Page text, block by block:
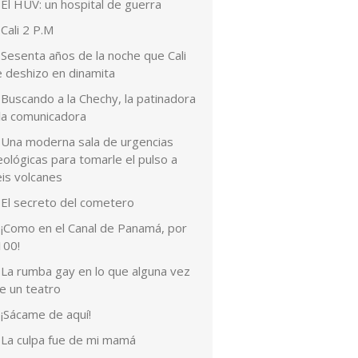
El HUV: un hospital de guerra
Cali 2 P.M
Sesenta años de la noche que Cali
deshizo en dinamita
Buscando a la Chechy, la patinadora
comunicadora
Una moderna sala de urgencias
para tomarle el pulso a
volcanes
El secreto del cometero
¡Como en el Canal de Panamá, por
La rumba gay en lo que alguna vez
un teatro
¡Sácame de aquí!
La culpa fue de mi mamá